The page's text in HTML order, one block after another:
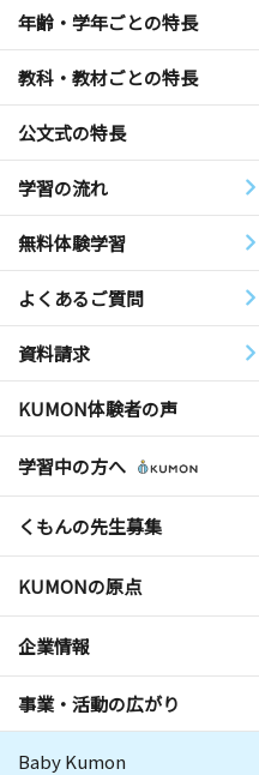
年齢・学年ごとの特長
教科・教材ごとの特長
公文式の特長
学習の流れ
無料体験学習
よくあるご質問
資料請求
KUMON体験者の声
学習中の方へ
くもんの先生募集
KUMONの原点
企業情報
事業・活動の広がり
Baby Kumon